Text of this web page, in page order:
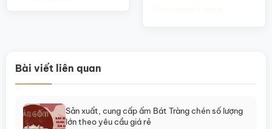
Bài viết liên quan
Sản xuất, cung cấp ấm Bát Tràng chén số lượng
lớn theo yêu cầu giá rẻ